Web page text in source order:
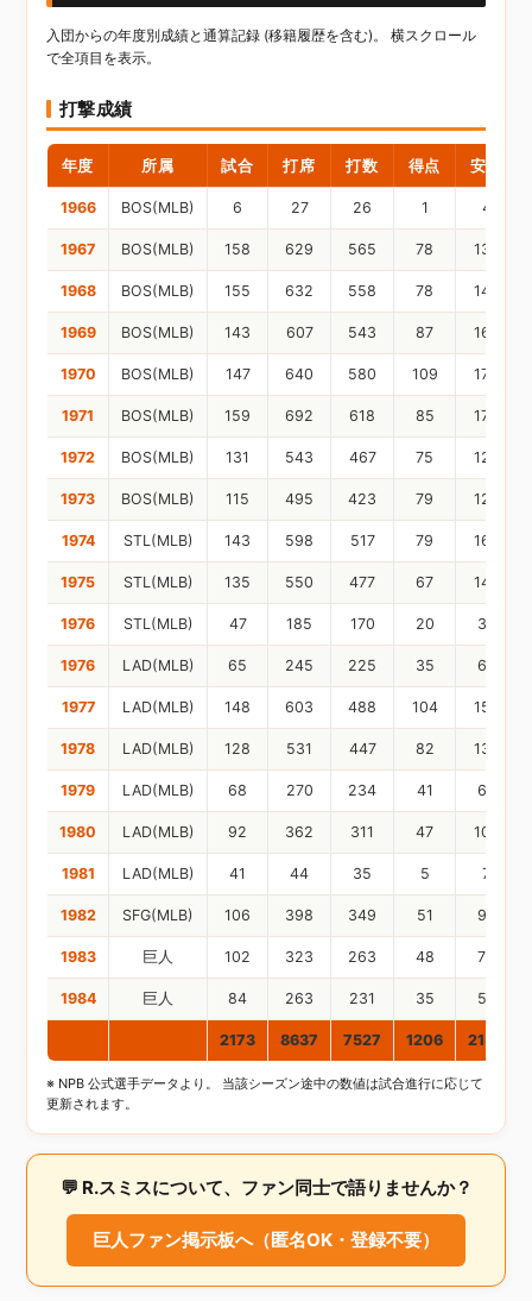
入団からの年度別成績と通算記録 (移籍履歴を含む)。 横スクロール
で全項目を表示。
打撃成績
年度 所属 試合 打席 打数 得点 安打
1966 BOS(MLB) 6 27 26 1 4
1967 BOS(MLB) 158 629 565 78 139
1968 BOS(MLB) 155 632 558 78 148
1969 BOS(MLB) 143 607 543 87 168
1970 BOS(MLB) 147 640 580 109 176
1971 BOS(MLB) 159 692 618 85 175
1972 BOS(MLB) 131 543 467 75 126
1973 BOS(MLB) 115 495 423 79 128
1974 STL(MLB) 143 598 517 79 160
1975 STL(MLB) 135 550 477 67 144
1976 STL(MLB) 47 185 170 20 37
1976 LAD(MLB) 65 245 225 35 63
1977 LAD(MLB) 148 603 488 104 150
1978 LAD(MLB) 128 531 447 82 132
1979 LAD(MLB) 68 270 234 41 64
1980 LAD(MLB) 92 362 311 47 100
1981 LAD(MLB) 41 44 35 5 7
1982 SFG(MLB) 106 398 349 51 99
1983 巨人 102 323 263 48 75
1984 巨人 84 263 231 35 59
2173 8637 7527 1206 2154
※ NPB 公式選手データより。 当該シーズン途中の数値は試合進行に応じて
更新されます。
💬 R.スミスについて、ファン同士で語りませんか？
巨人ファン掲示板へ（匿名OK・登録不要）